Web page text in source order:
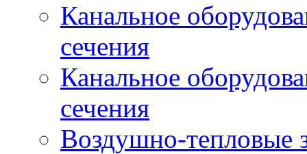
Канальное
сечения
Канальное
сечения
Воздушно-тепловые